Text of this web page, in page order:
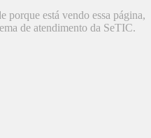
porque está vendo essa página,
de atendimento da SeTIC.